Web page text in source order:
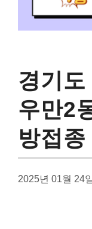
경기
우만2
방접종
2025년 01월 24